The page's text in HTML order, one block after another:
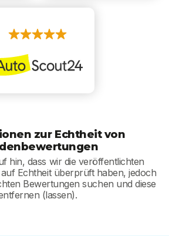
zur Echtheit von
hin, dass wir die veröffentlichten
Echtheit überprüft haben, jedoch
Bewertungen suchen und diese
(lassen).